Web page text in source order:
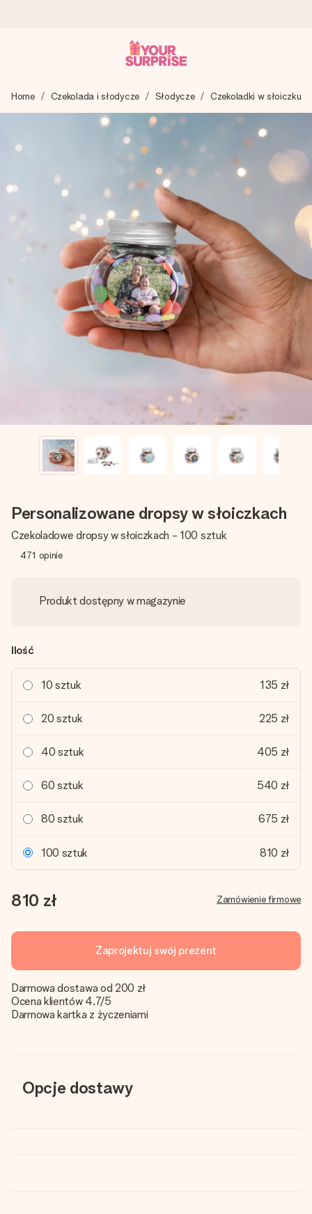
Tworzymy Twój prezent z troską i wysyłamy go w mgnieniu
oka – dzięki czemu możesz go dać dokładnie we
właściwym momencie, kiedy ma to największe znaczenie
4,7 (na podstawie +15 000 opinii)
Nasze prezenty inspirują. Klienci oceniają nas na 4,7 w
Google Reviews.
Darmowy bilecik z życzeniami
Stwórz coś wyjątkowego w zaledwie kilku krokach – z jej
imieniem, swoim zdjęciem lub wiadomością, która naprawdę
poruszy serce. Bez problemu, po prostu ogrom miłości na
Home Czekolada i słodycze Słodycze Czekoladki w słoiczku
Personalizowane dropsy w słoiczkach
Czekoladowe dropsy w słoiczkach - 100 sztuk
471 opinie
Produkt dostępny w magazynie
Ilość
10 sztuk 135 zł
20 sztuk 225 zł
40 sztuk 405 zł
60 sztuk 540 zł
80 sztuk 675 zł
100 sztuk 810 zł
810 zł Zamówienie firmowe
Zaprojektuj swój prezent
Darmowa dostawa od 200 zł
Ocena klientów 4.7/5
Darmowa kartka z życzeniami
Opcje dostawy